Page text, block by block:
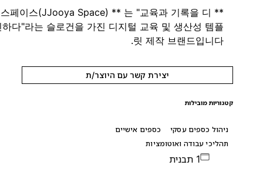
** 쮸야 스페이스(JJooya Space) ** 는 "교육과 기록을 디
자인하다"라는 슬로건을 가진 디지털 교육 및 생산성 템플
릿 제작 브랜드입니다.
יצירת קשר עם היוצר/ת
קטגוריות מובילות
ניהול כספים עסקי
כספים אישיים
תהליכי עבודה ואוטומציות